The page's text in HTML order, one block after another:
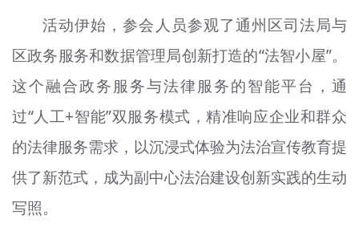
活动伊始，参会人员参观了通州区司法局与
区政务服务和数据管理局创新打造的“法智小屋”。
这个融合政务服务与法律服务的智能平台，通
过“人工+智能”双服务模式，精准响应企业和群众
的法律服务需求，以沉浸式体验为法治宣传教育提
供了新范式，成为副中心法治建设创新实践的生动
写照。